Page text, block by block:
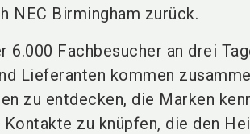
NEC Birmingham zurück.
6.000 Fachbesucher an drei
Lieferanten kommen
zu entdecken, die Marken
Kontakte zu knüpfen, die den